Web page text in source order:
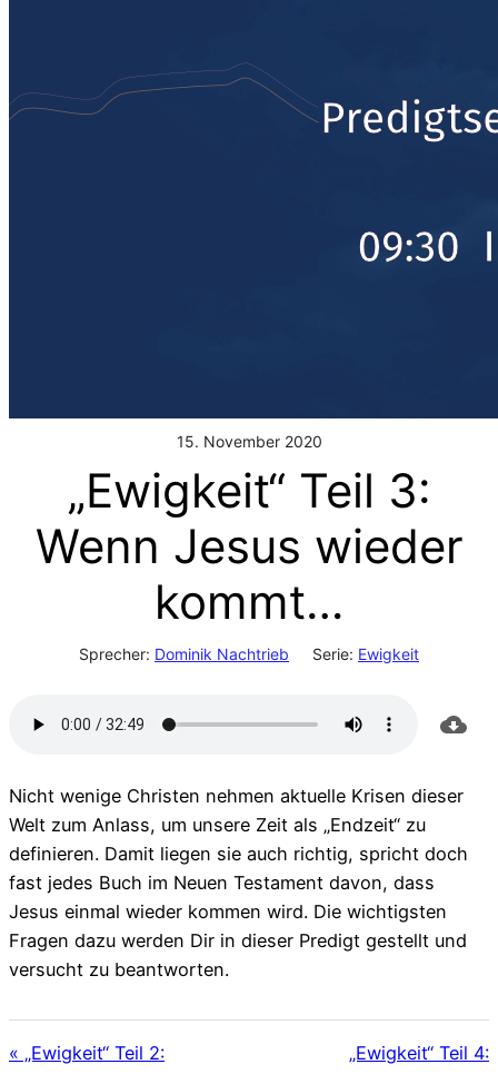
15. November 2020
„Ewigkeit“ Teil 3:
Wenn Jesus wieder
kommt…
Sprecher: Dominik Nachtrieb Serie: Ewigkeit
Nicht wenige Christen nehmen aktuelle Krisen dieser
Welt zum Anlass, um unsere Zeit als „Endzeit“ zu
definieren. Damit liegen sie auch richtig, spricht doch
fast jedes Buch im Neuen Testament davon, dass
Jesus einmal wieder kommen wird. Die wichtigsten
Fragen dazu werden Dir in dieser Predigt gestellt und
versucht zu beantworten.
« „Ewigkeit“ Teil 2:
„Ewigkeit“ Teil 4: